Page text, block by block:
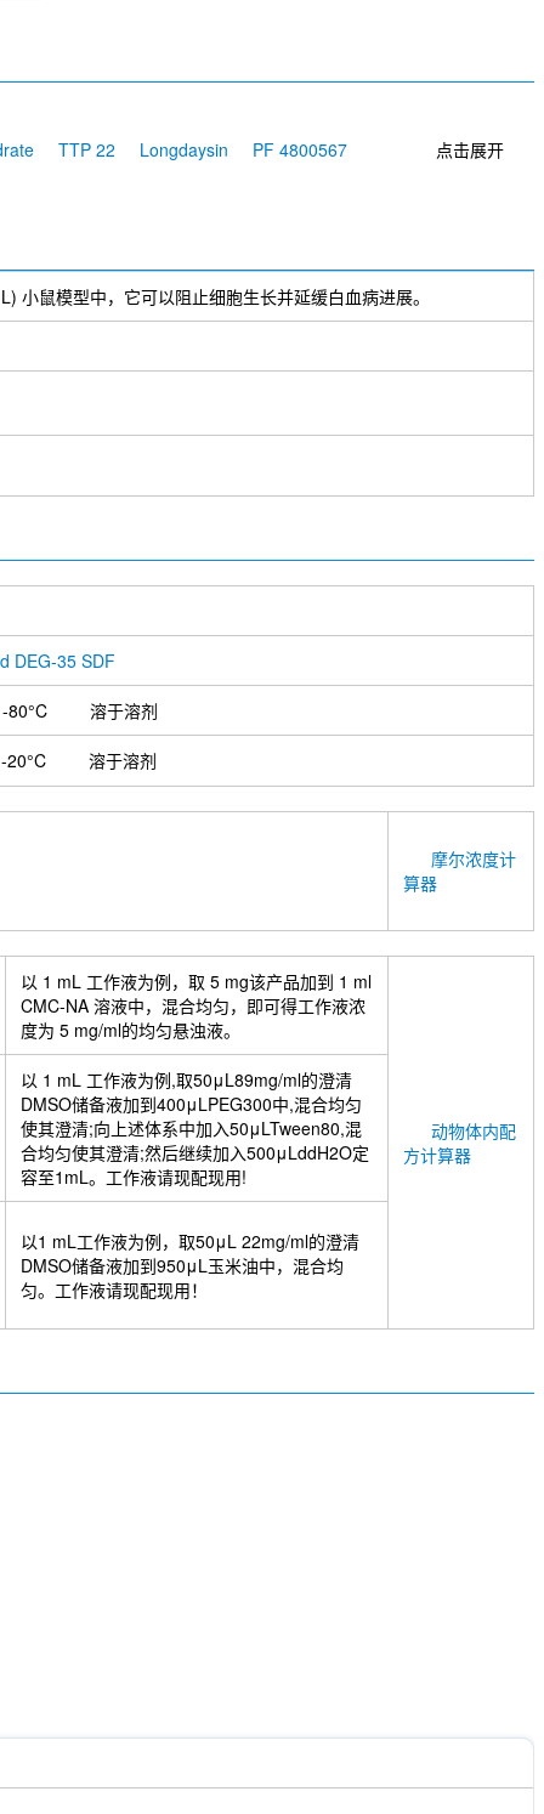
TTP 22 Longdaysin PF 4800567 点击展开
鼠模型中，它可以阻止细胞生长并延缓白血病进展。
DEG-35 SDF
-80°C 溶于溶剂
-20°C 溶于溶剂
摩尔浓度计
算器
动物体内配
方计算器
以 1 mL 工作液为例，取 5 mg该产品加到 1 ml
CMC-NA 溶液中，混合均匀，即可得工作液浓
度为 5 mg/ml的均匀悬浊液。
以 1 mL 工作液为例,取50μL89mg/ml的澄清
DMSO储备液加到400μLPEG300中,混合均匀
使其澄清;向上述体系中加入50μLTween80,混
合均匀使其澄清;然后继续加入500μLddH2O定
容至1mL。工作液请现配现用!
以1 mL工作液为例，取50μL 22mg/ml的澄清
DMSO储备液加到950μL玉米油中，混合均
匀。工作液请现配现用！